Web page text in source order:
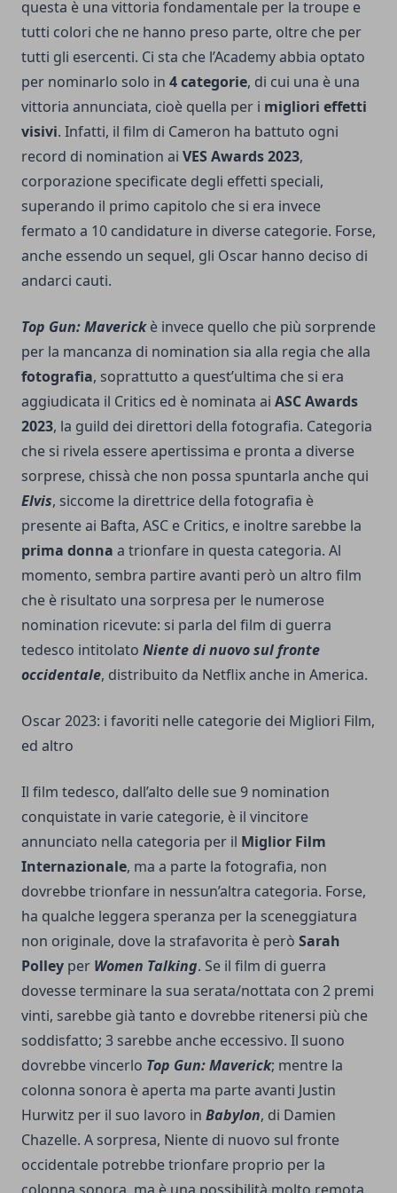
questa è una vittoria fondamentale per la troupe e
tutti colori che ne hanno preso parte, oltre che per
tutti gli esercenti. Ci sta che l’Academy abbia optato
per nominarlo solo in 4 categorie, di cui una è una
vittoria annunciata, cioè quella per i migliori effetti
visivi. Infatti, il film di Cameron ha battuto ogni
record di nomination ai VES Awards 2023,
corporazione specificate degli effetti speciali,
superando il primo capitolo che si era invece
fermato a 10 candidature in diverse categorie. Forse,
anche essendo un sequel, gli Oscar hanno deciso di
andarci cauti.
Top Gun: Maverickè invece quello che più sorprende
per la mancanza di nomination sia alla regia che alla
fotografia, soprattutto a quest’ultima che si era
aggiudicata il Critics ed è nominata ai ASC Awards
2023, la guild dei direttori della fotografia. Categoria
che si rivela essere apertissima e pronta a diverse
sorprese, chissà che non possa spuntarla anche qui
Elvis, siccome la direttrice della fotografia è
presente ai Bafta, ASC e Critics, e inoltre sarebbe la
prima donna a trionfare in questa categoria. Al
momento, sembra partire avanti però un altro film
che è risultato una sorpresa per le numerose
nomination ricevute: si parla del film di guerra
tedesco intitolato Niente di nuovo sul fronte
occidentale, distribuito da Netflix anche in America.
Oscar 2023: i favoriti nelle categorie dei Migliori Film,
ed altro
Il film tedesco, dall’alto delle sue 9 nomination
conquistate in varie categorie, è il vincitore
annunciato nella categoria per il Miglior Film
Internazionale, ma a parte la fotografia, non
dovrebbe trionfare in nessun’altra categoria. Forse,
ha qualche leggera speranza per la sceneggiatura
non originale, dove la strafavorita è però Sarah
Polley per Women Talking. Se il film di guerra
dovesse terminare la sua serata/nottata con 2 premi
vinti, sarebbe già tanto e dovrebbe ritenersi più che
soddisfatto; 3 sarebbe anche eccessivo. Il suono
dovrebbe vincerlo Top Gun: Maverick; mentre la
colonna sonora è aperta ma parte avanti Justin
Hurwitz per il suo lavoro in Babylon, di Damien
Chazelle. A sorpresa, Niente di nuovo sul fronte
occidentale potrebbe trionfare proprio per la
colonna sonora, ma è una possibilità molto remota.